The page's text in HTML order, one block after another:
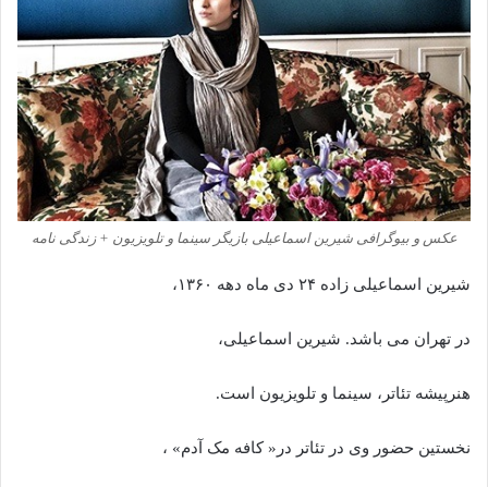
عکس و بیوگرافی شیرین اسماعیلی بازیگر سینما و تلویزیون + زندگی نامه
شیرین اسماعیلی زاده ۲۴ دی ماه دهه ۱۳۶۰،
در تهران می باشد. شیرین اسماعیلی،
هنرپیشه تئاتر، سینما و تلویزیون است.
نخستین حضور وی در تئاتر در« کافه مک آدم» ،